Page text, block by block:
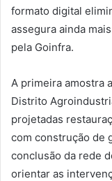
formato digital
assegura ainda mais
pela Goinfra.
A primeira amostra
Distrito
projetadas
com construção de
conclusão da rede
orientar as